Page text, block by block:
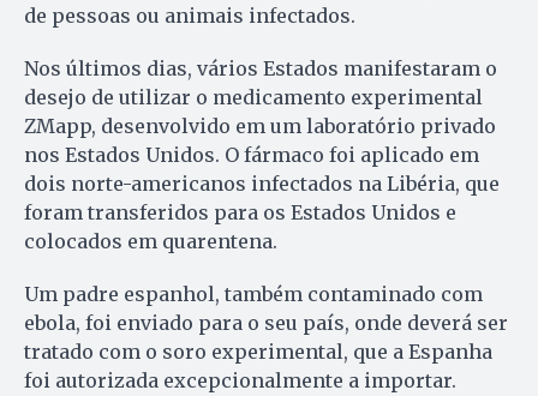
de pessoas ou animais infectados.
Nos últimos dias, vários Estados manifestaram o
desejo de utilizar o medicamento experimental
ZMapp, desenvolvido em um laboratório privado
nos Estados Unidos. O fármaco foi aplicado em
dois norte-americanos infectados na Libéria, que
foram transferidos para os Estados Unidos e
colocados em quarentena.
Um padre espanhol, também contaminado com
ebola, foi enviado para o seu país, onde deverá ser
tratado com o soro experimental, que a Espanha
foi autorizada excepcionalmente a importar.